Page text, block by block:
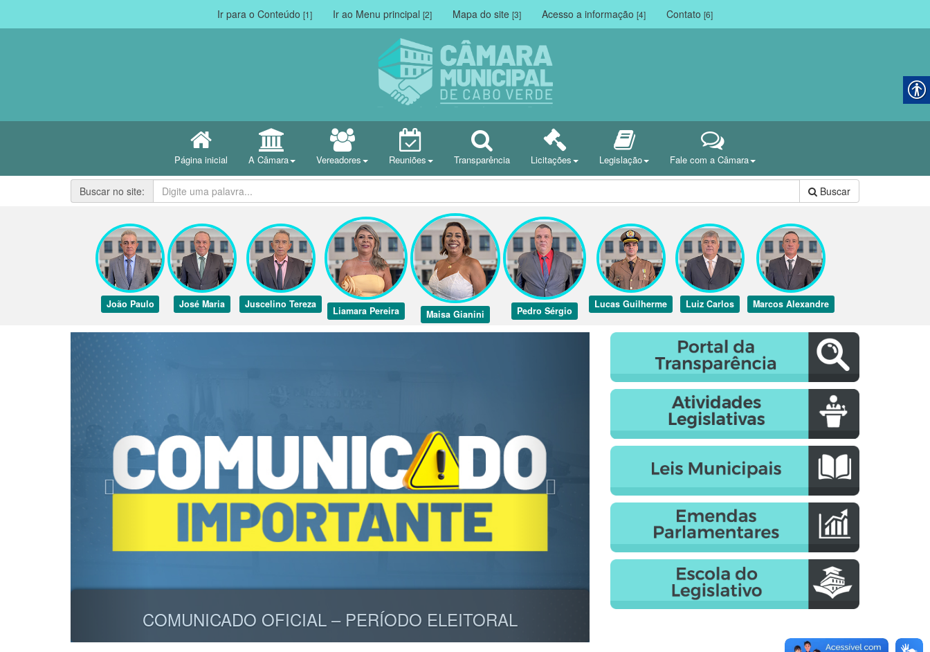
Ir para o Conteúdo [1] Ir ao Menu principal [2] Mapa do site [3] Acesso a informação [4] Contato [6]
Página inicial A Câmara Vereadores Reuniões Transparência Licitações Legislação Fale com a Câmara
Buscar no site: Buscar
João Paulo José Maria Juscelino Tereza
Liamara Pereira Maisa Gianini Pedro Sérgio
Lucas Guilherme Luiz Carlos Marcos Alexandre
COMUNICADO OFICIAL – PERÍODO ELEITORAL